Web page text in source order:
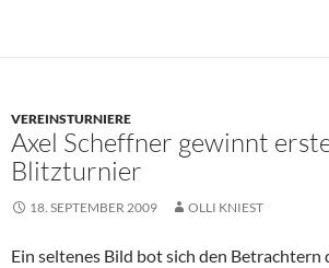
VEREINSTURNIERE
Axel Scheffner gewinnt
Blitzturnier
18. SEPTEMBER 2009 OLLI KNIEST
Ein seltenes Bild bot sich den Betrachtern